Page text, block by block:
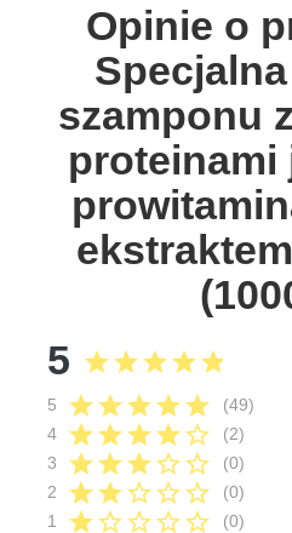
Opinie o
szamponu
proteinami
5 starstarstarstarstar
5 starstarstarstarstar
(49)
4
starstarstarstarstar_border
(2)
3
starstarstarstar_borderstar_border
(0)
2
starstarstar_borderstar_borderstar_border
(0)
1
starstar_borderstar_borderstar_borderstar_border (0)